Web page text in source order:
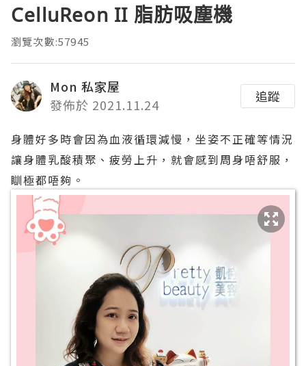
CelluReon II 脂肪吸塵機
瀏覽次數:57945
Mon 私家屋
發佈於 2021.11.24
追蹤
身體好多時會因為血液循環減慢，坐姿不正確等情況
讓身體乳酸積聚、疲勞上升，就會感到周身唔舒服，
瞓極都唔夠。